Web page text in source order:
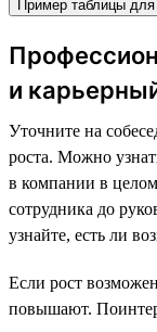
Пример таблицы для
и
Уточните на
роста. Можно
в компании в
сотрудника до
узнайте, есть ли
Если рост
повышают.